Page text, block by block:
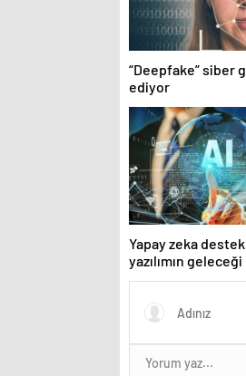
“Deepfake” siber
ediyor
Yapay zeka
yazılımın
İstanbul’da